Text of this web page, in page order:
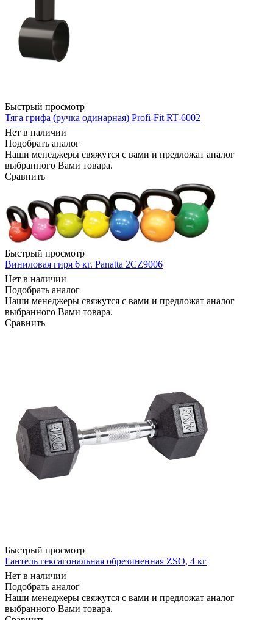
Быстрый просмотр
Тяга грифа (ручка одинарная) Profi-Fit RT-6002
Нет в наличии
Подобрать аналог
Наши менеджеры свяжутся с вами и предложат аналог
выбранного Вами товара.
Сравнить
Быстрый просмотр
Виниловая гиря 6 кг. Panatta 2CZ9006
Нет в наличии
Подобрать аналог
Наши менеджеры свяжутся с вами и предложат аналог
выбранного Вами товара.
Сравнить
Быстрый просмотр
Гантель гексагональная обрезиненная ZSO, 4 кг
Нет в наличии
Подобрать аналог
Наши менеджеры свяжутся с вами и предложат аналог
выбранного Вами товара.